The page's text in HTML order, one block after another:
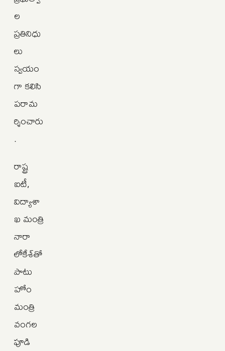
ల
ప్రతినిధు
లు
స్వయం
గా కలిసి
పరామ
ర్శించారు
.
రాష్ట్ర
ఐటీ,
విద్యాశా
ఖ మంత్రి
నారా
లోకేశ్‌తో
పాటు
హోం
మంత్రి
వంగల
పూడి